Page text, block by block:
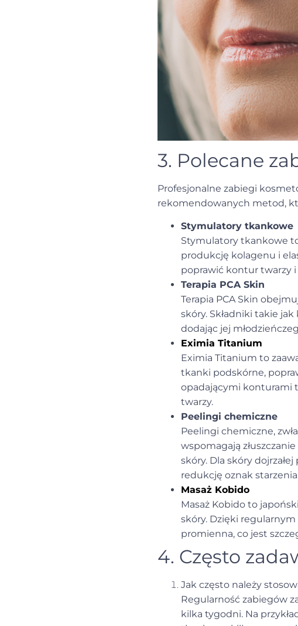
3. Polecane
Profesjonalne zabiegi
rekomendowanych metod,
Stymulatory tkankowe
Stymulatory tkankowe
produkcję kolagenu i
poprawić kontur twarzy
Terapia PCA Skin
Terapia PCA Skin
skóry. Składniki takie
dodając jej
Eximia Titanium
Eximia Titanium to
tkanki podskórne,
opadającymi konturami
twarzy.
Peelingi chemiczne
Peelingi chemiczne,
wspomagają
skóry. Dla skóry
redukcję oznak
Masaż Kobido
Masaż Kobido to
skóry. Dzięki regularnym
promienna, co jest
4. Często
Jak często należy
Regularność zabiegów
kilka tygodni. Na